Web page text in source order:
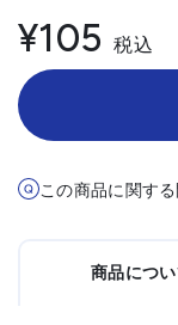
¥105 税込
この商品に関す
商品につ